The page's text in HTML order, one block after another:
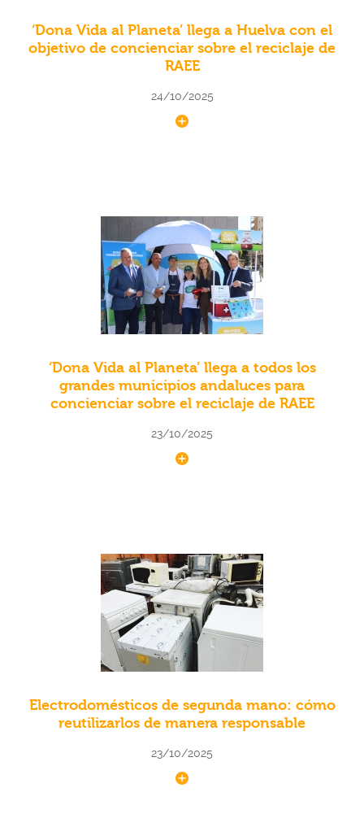
‘Dona Vida al Planeta’ llega a Huelva con el
objetivo de concienciar sobre el reciclaje de
RAEE
24/10/2025
‘Dona Vida al Planeta’ llega a todos los
grandes municipios andaluces para
concienciar sobre el reciclaje de RAEE
23/10/2025
Electrodomésticos de segunda mano: cómo
reutilizarlos de manera responsable
23/10/2025